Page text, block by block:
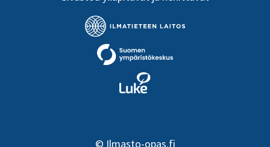
© Ilmasto-opas.fi